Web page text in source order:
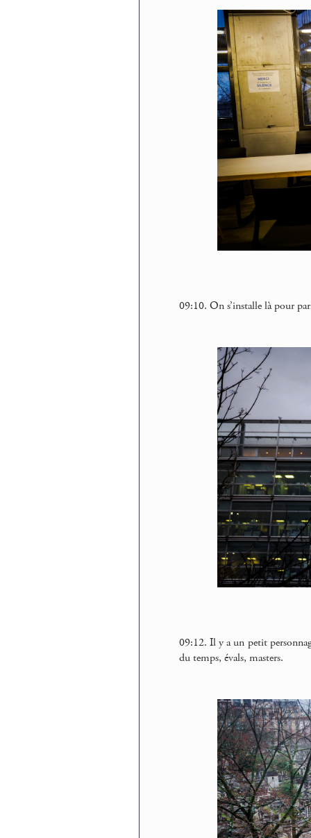
09:10. On s’installe là pour
09:12. Il y a un petit
du temps, évals, masters.